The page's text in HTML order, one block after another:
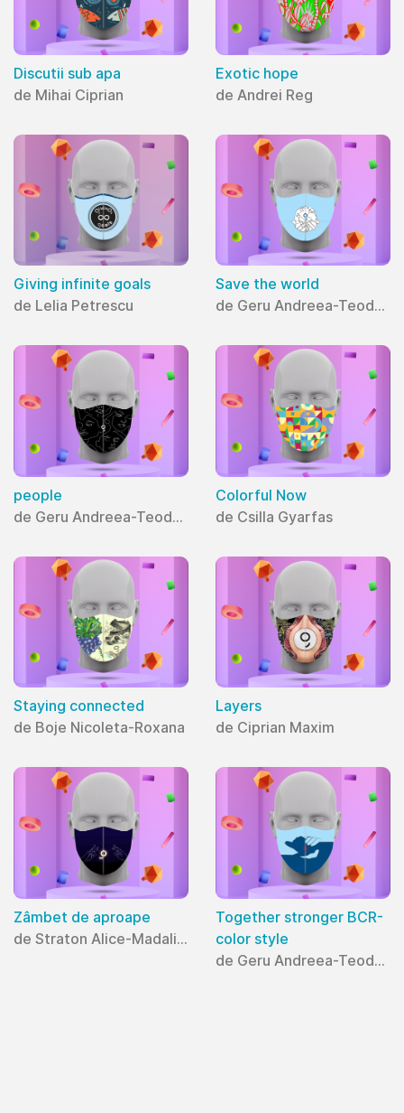
Discutii sub apa
de Mihai Ciprian
Exotic hope
de Andrei Reg
Giving infinite goals
de Lelia Petrescu
Save the world
de Geru Andreea-Teodora
people
de Geru Andreea-Teodora
Colorful Now
de Csilla Gyarfas
Staying connected
de Boje Nicoleta-Roxana
Layers
de Ciprian Maxim
Zâmbet de aproape
de Straton Alice-Madalina
Together stronger BCR-
color style
de Geru Andreea-Teodora